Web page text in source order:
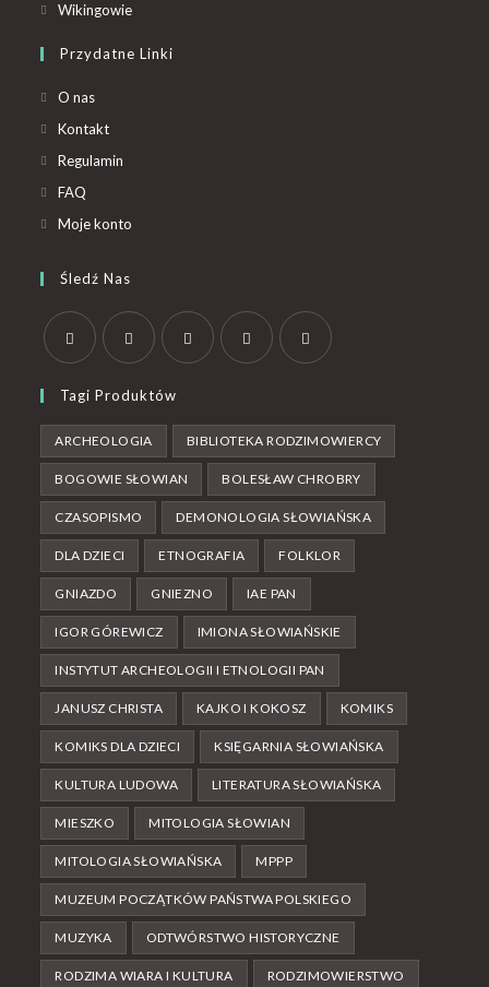
Wikingowie
Przydatne Linki
O nas
Kontakt
Regulamin
FAQ
Moje konto
Śledź Nas
Tagi Produktów
ARCHEOLOGIA BIBLIOTEKA RODZIMOWIERCY
BOGOWIE SŁOWIAN BOLESŁAW CHROBRY
CZASOPISMO DEMONOLOGIA SŁOWIAŃSKA
DLA DZIECI ETNOGRAFIA FOLKLOR
GNIAZDO GNIEZNO IAE PAN
IGOR GÓREWICZ IMIONA SŁOWIAŃSKIE
INSTYTUT ARCHEOLOGII I ETNOLOGII PAN
JANUSZ CHRISTA KAJKO I KOKOSZ KOMIKS
KOMIKS DLA DZIECI KSIĘGARNIA SŁOWIAŃSKA
KULTURA LUDOWA LITERATURA SŁOWIAŃSKA
MIESZKO MITOLOGIA SŁOWIAN
MITOLOGIA SŁOWIAŃSKA MPPP
MUZEUM POCZĄTKÓW PAŃSTWA POLSKIEGO
MUZYKA ODTWÓRSTWO HISTORYCZNE
RODZIMA WIARA I KULTURA RODZIMOWIERSTWO